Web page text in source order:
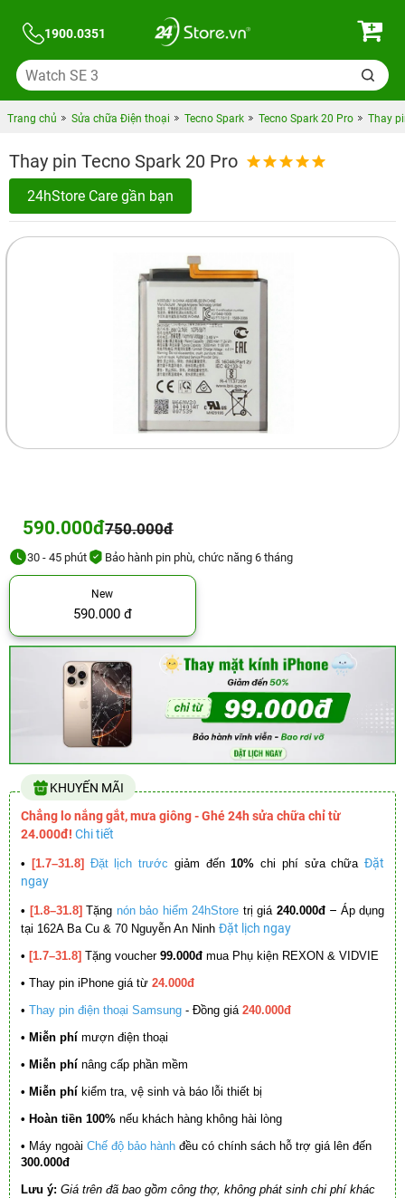
1900.0351
Trang chủ Sửa chữa Điện thoại Tecno Spark Tecno Spark 20 Pro Thay
Thay pin Tecno Spark 20 Pro
24hStore Care gần bạn
590.000đ750.000đ
30 - 45 phút Bảo hành pin phù, chức năng 6 tháng
New
590.000 đ
KHUYẾN MÃI
Chẳng lo nắng gắt, mưa giông - Ghé 24h sửa chữa chỉ từ
24.000đ! Chi tiết
• [1.7–31.8] Đặt lịch trước giảm đến10% chi phí sửa chữa Đặt
ngay
• [1.8–31.8] Tặng nón bảo hiểm 24hStore trị giá 240.000đ – Áp dụng
tại 162A Ba Cu & 70 Nguyễn An Ninh Đặt lịch ngay
• [1.7–31.8] Tặng voucher 99.000đ mua Phụ kiện REXON & VIDVIE
• Thay pin iPhone giá từ 24.000đ
• Thay pin điện thoại Samsung - Đồng giá 240.000đ
• Miễn phí mượn điện thoại
• Miễn phí nâng cấp phần mềm
• Miễn phí kiểm tra, vệ sinh và báo lỗi thiết bị
• Hoàn tiền 100% nếu khách hàng không hài lòng
• Máy ngoài Chế độ bảo hành đều có chính sách hỗ trợ giá lên đến
300.000đ
Lưu ý: Giá trên đã bao gồm công thợ, không phát sinh chi phí khác